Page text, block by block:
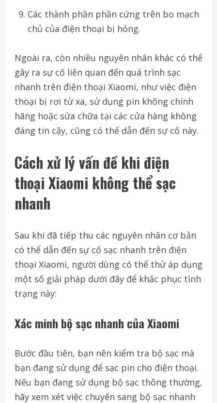
Các thành phần phần cứng trên bo mạch
chủ của điện thoại bị hỏng.
Ngoài ra, còn nhiều nguyên nhân khác có thể
gây ra sự cố liên quan đến quá trình sạc
nhanh trên điện thoại Xiaomi, như việc điện
thoại bị rơi từ xa, sử dụng pin không chính
hãng hoặc sửa chữa tại các cửa hàng không
đáng tin cậy, cũng có thể dẫn đến sự cố này.
Cách xử lý vấn đề khi điện
thoại Xiaomi không thể sạc
nhanh
Sau khi đã tiếp thu các nguyên nhân cơ bản
có thể dẫn đến sự cố sạc nhanh trên điện
thoại Xiaomi, người dùng có thể thử áp dụng
một số giải pháp dưới đây để khắc phục tình
trạng này:
Xác minh bộ sạc nhanh của Xiaomi
Bước đầu tiên, bạn nên kiểm tra bộ sạc mà
bạn đang sử dụng để sạc pin cho điện thoại.
Nếu bạn đang sử dụng bộ sạc thông thường,
hãy xem xét việc chuyển sang bộ sạc nhanh